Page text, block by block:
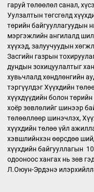
гаруй төлөөлөл санал,
Уулзалтын төгсгөлд
төрийн байгууллагуудын
мэргэжлийн ангилалд
хүүхэд, залуучуудын
Засгийн газрын
дундын зохицуулалтыг
хувьчлалд хөндлөнгийн
тэргүүлдэг Хүүхдийн
хүүхдүүдийн болон
хоёр зөвлөлийг шинээр
төлөөллөөр шинэчлэх,
хүүхдийн төлөө үйл
хэвшлийнхэн өөрсдөө
хүүхдийн байгууллагын
одооноос хангах нь зөв
Л.Оюун-Эрдэнэ